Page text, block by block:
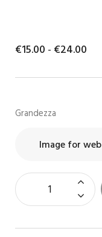
€15.00 - €24.00
Grandezza
Image for web